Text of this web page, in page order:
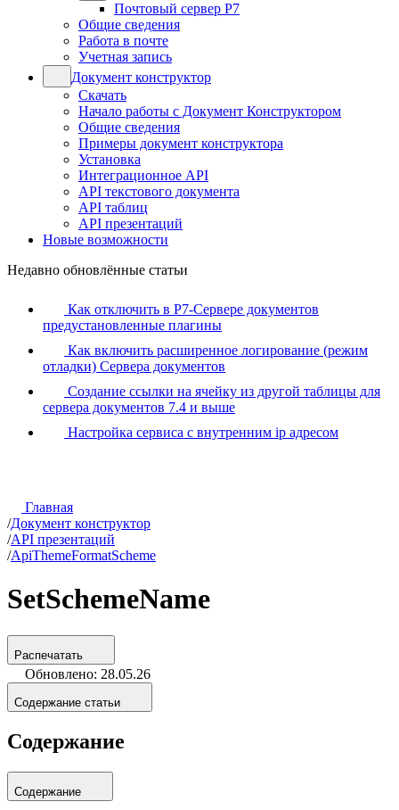
Почтовый сервер Р7
Общие сведения
Работа в почте
Учетная запись
Документ конструктор
Скачать
Начало работы с Документ Конструктором
Общие сведения
Примеры документ конструктора
Установка
Интеграционное API
API текстового документа
API таблиц
API презентаций
Новые возможности
Недавно обновлённые статьи
Как отключить в Р7-Сервере документов
предустановленные плагины
Как включить расширенное логирование (режим
отладки) Сервера документов
Создание ссылки на ячейку из другой таблицы для
сервера документов 7.4 и выше
Настройка сервиса с внутренним ip адресом
Главная
/Документ конструктор
/API презентаций
/ApiThemeFormatScheme
SetSchemeName
Распечатать
Обновлено: 28.05.26
Содержание статьи
Содержание
Содержание